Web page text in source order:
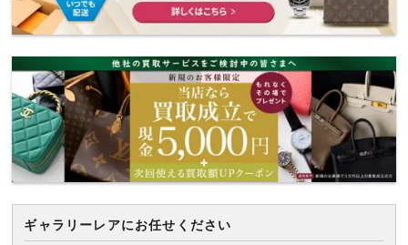
ギャラリーレアにお任せください